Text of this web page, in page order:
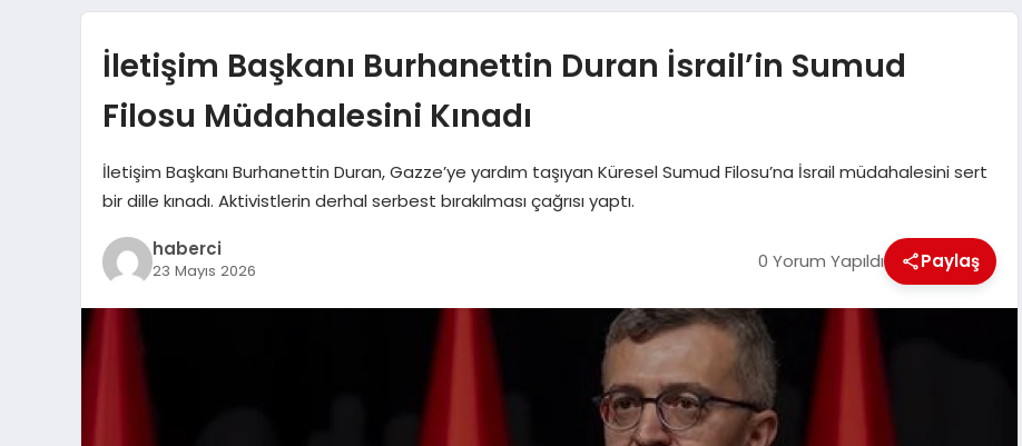
İletişim Başkanı Burhanettin Duran İsrail’in Sumud
Filosu Müdahalesini Kınadı
İletişim Başkanı Burhanettin Duran, Gazze’ye yardım taşıyan Küresel Sumud Filosu’na İsrail müdahalesini sert
bir dille kınadı. Aktivistlerin derhal serbest bırakılması çağrısı yaptı.
haberci
23 Mayıs 2026 0 Yorum Yapıldı Paylaş